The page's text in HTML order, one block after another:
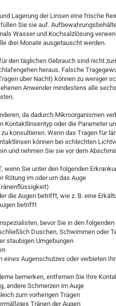
Lagerung der Linsen eine frische
Sie sie auf.
Wasser und Kochsalzlösung
drei Monate ausgetauscht werden.
den täglichen Gebrauch sind nicht
heraus. Falsche
über Nacht) können zu weniger
Anwender mindestens alle
da dadurch Mikroorganismen
Kontaktlinsentyp oder die Parameter
konsultieren. Wenn das Tragen für
können bei schlechten
und nehmen Sie sie vor dem
wenn Sie unter den folgenden
Rötung im oder um das Auge
die Augen betrifft, wie z. B. eine
betrifft
bevor Sie in den
Duschen, Schwimmen oder
staubigen Umgebungen
eines Augenschutzes oder verbieten
bemerken, entfernen Sie Ihre
andere Schmerzen im Auge
zum vorherigen Tragen
Tränen der Augen